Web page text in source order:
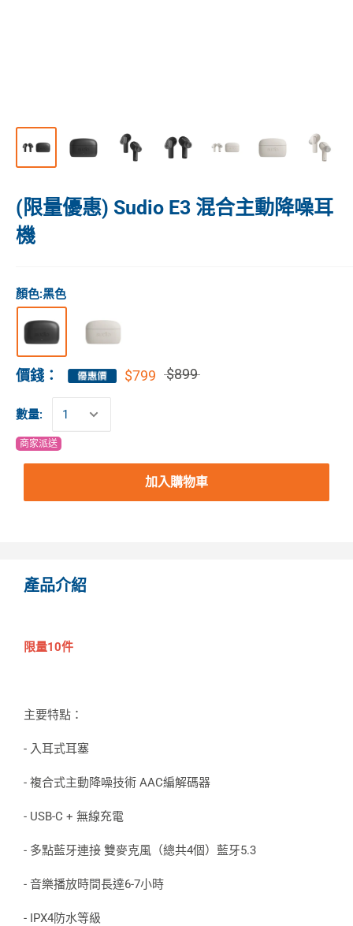
(限量優惠) Sudio E3 混合主動降噪耳
機
顏色:黑色
價錢： $799 $899
數量:
商家派送
加入購物車
產品介紹
限量10件
主要特點：
- 入耳式耳塞
- 複合式主動降噪技術 AAC編解碼器
- USB-C + 無線充電
- 多點藍牙連接 雙麥克風（總共4個）藍牙5.3
- 音樂播放時間長達6-7小時
- IPX4防水等級